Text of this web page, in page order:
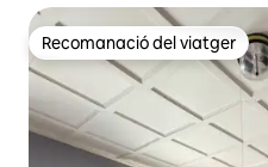
Recomanació del viatger
Recomanació del viatger